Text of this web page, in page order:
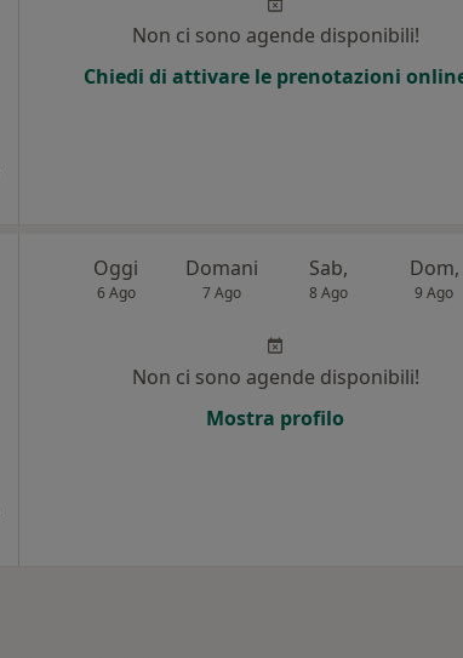
Non ci sono agende disponibili!
Chiedi di attivare le prenotazioni
Oggi
6 Ago
Domani
7 Ago
Sab,
8 Ago
Dom,
9 Ago
Non ci sono agende disponibili!
Mostra profilo